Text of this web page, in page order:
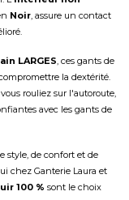
Noir, assure un contact
LARGES, ces gants de
la dextérité.
rouliez sur l'autoroute,
avec les gants de
style, de confort et de
chez Ganterie Laura et
100 % sont le choix